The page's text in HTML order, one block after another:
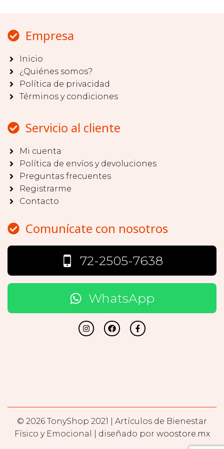
Empresa
Inicio
¿Quiénes somos?
Política de privacidad
Términos y condiciones
Servicio al cliente
Mi cuenta
Política de envíos y devoluciones
Preguntas frecuentes
Registrarme
Contacto
Comunícate con nosotros
72-2505-7638
WhatsApp
© 2026 TonyShop 2021 | Artículos de Bienestar
Físico y Emocional | diseñado por woostore.mx